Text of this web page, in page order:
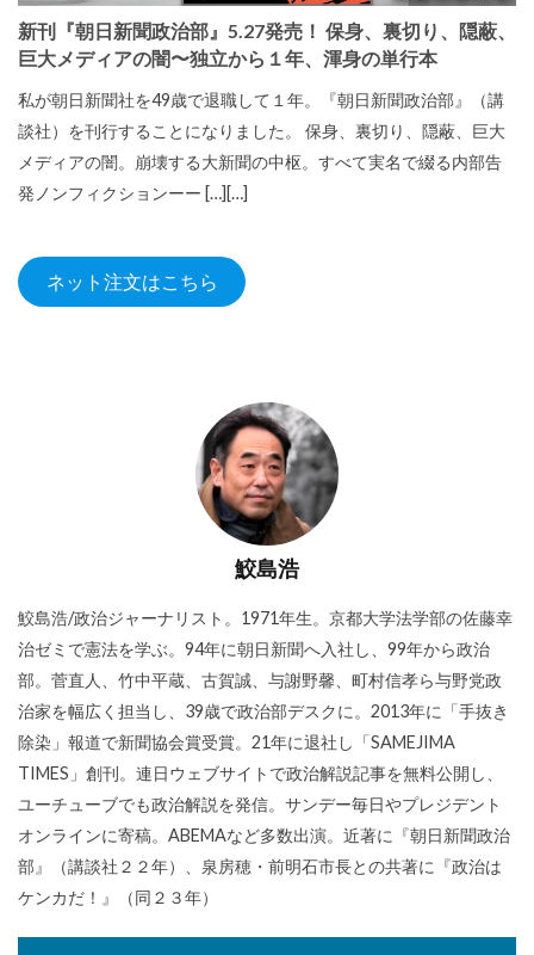
新刊『朝日新聞政治部』5.27発売！ 保身、裏切り、隠蔽、
巨大メディアの闇〜独立から１年、渾身の単行本
私が朝日新聞社を49歳で退職して１年。『朝日新聞政治部』（講
談社）を刊行することになりました。 保身、裏切り、隠蔽、巨大
メディアの闇。崩壊する大新聞の中枢。すべて実名で綴る内部告
発ノンフィクションーー […][…]
ネット注文はこちら
鮫島浩
鮫島浩/政治ジャーナリスト。1971年生。京都大学法学部の佐藤幸
治ゼミで憲法を学ぶ。94年に朝日新聞へ入社し、99年から政治
部。菅直人、竹中平蔵、古賀誠、与謝野馨、町村信孝ら与野党政
治家を幅広く担当し、39歳で政治部デスクに。2013年に「手抜き
除染」報道で新聞協会賞受賞。21年に退社し「SAMEJIMA
TIMES」創刊。連日ウェブサイトで政治解説記事を無料公開し、
ユーチューブでも政治解説を発信。サンデー毎日やプレジデント
オンラインに寄稿。ABEMAなど多数出演。近著に『朝日新聞政治
部』（講談社２２年）、泉房穂・前明石市長との共著に『政治は
ケンカだ！』（同２３年）